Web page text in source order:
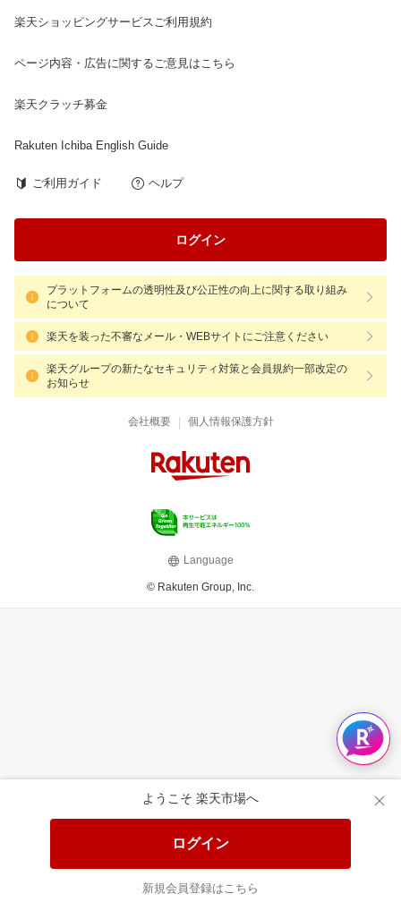
ようこそ 楽天市場へ
ログイン
新規会員登録はこちら
楽天ショッピングサービスご利用規約
ページ内容・広告に関するご意見はこちら
楽天クラッチ募金
Rakuten Ichiba English Guide
ご利用ガイド ヘルプ
ログイン
プラットフォームの透明性及び公正性の向上に関する取り組み
について
楽天を装った不審なメール・WEBサイトにご注意ください
楽天グループの新たなセキュリティ対策と会員規約一部改定の
お知らせ
会社概要 | 個人情報保護方針
Language
© Rakuten Group, Inc.